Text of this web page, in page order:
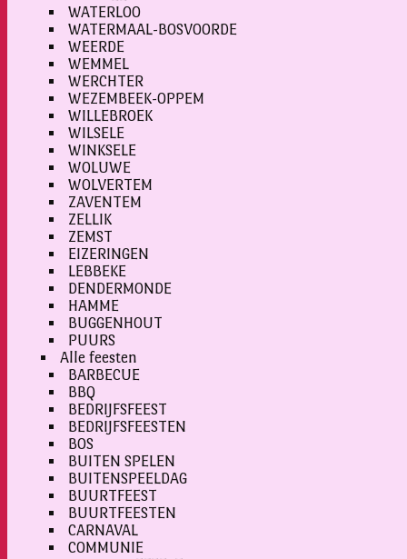
WATERLOO
WATERMAAL-BOSVOORDE
WEERDE
WEMMEL
WERCHTER
WEZEMBEEK-OPPEM
WILLEBROEK
WILSELE
WINKSELE
WOLUWE
WOLVERTEM
ZAVENTEM
ZELLIK
ZEMST
EIZERINGEN
LEBBEKE
DENDERMONDE
HAMME
BUGGENHOUT
PUURS
Alle feesten
BARBECUE
BBQ
BEDRIJFSFEEST
BEDRIJFSFEESTEN
BOS
BUITEN SPELEN
BUITENSPEELDAG
BUURTFEEST
BUURTFEESTEN
CARNAVAL
COMMUNIE